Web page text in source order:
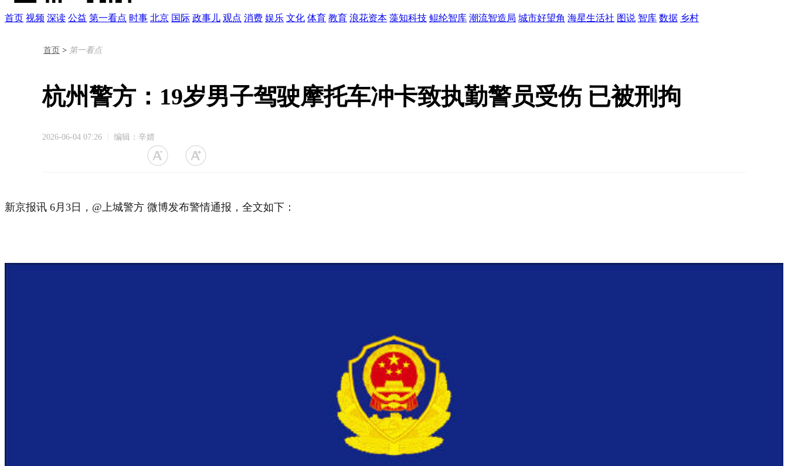
首页 视频 深读 公益 第一看点 时事 北京 国际 政事儿 观点 消费 娱乐 文化 体育 教育 浪花资本 藻知科技 鲲纶智库 潮流智造局 城市好望角 海星生活社 图说 智库 数据 乡村
首页 > 第一看点
杭州警方：19岁男子驾驶摩托车冲卡致执勤警员受伤 已被刑拘
2026-06-04 07:26 编辑：辛婧
新京报讯 6月3日，@上城警方 微博发布警情通报，全文如下：